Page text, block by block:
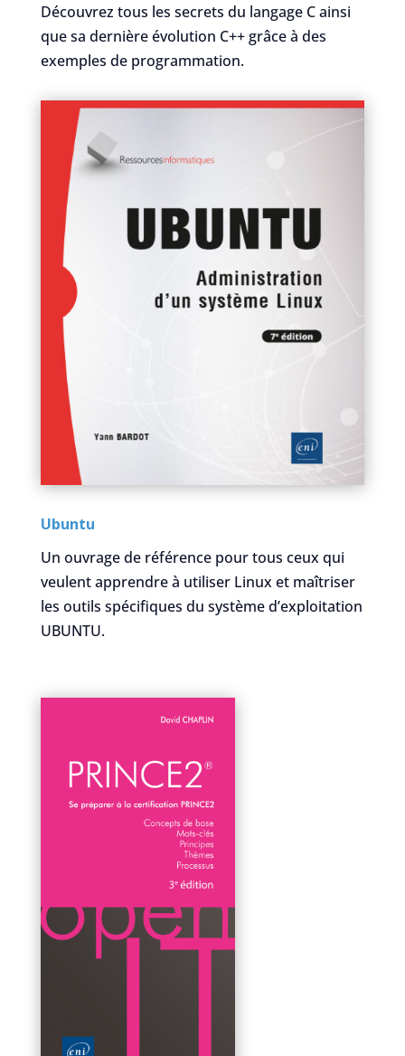
Découvrez tous les secrets du langage C ainsi
que sa dernière évolution C++ grâce à des
exemples de programmation.
Ubuntu
Un ouvrage de référence pour tous ceux qui
veulent apprendre à utiliser Linux et maîtriser
les outils spécifiques du système d’exploitation
UBUNTU.